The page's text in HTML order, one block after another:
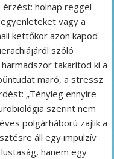
érzést: holnap reggel
vagy a
kettőkor azon kapod
szóló
takarítod ki a
maró, a stressz
„Tényleg ennyire
szerint nem
polgárháború zajlik a
áll egy impulzív
hanem egy